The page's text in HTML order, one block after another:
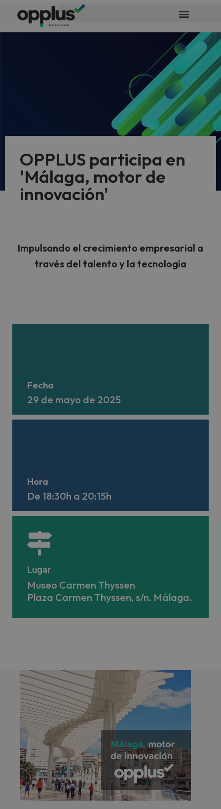
OPPLUS participa en
'Málaga, motor de
innovación'
Impulsando el crecimiento empresarial a
través del talento y la tecnología
Fecha
29 de mayo de 2025
Hora
De 18:30h a 20:15h
Lugar
Museo Carmen Thyssen
Plaza Carmen Thyssen, s/n. Málaga.